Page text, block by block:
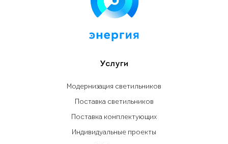
Услуги
Модернизация светильников
Поставка светильников
Поставка комплектующих
Индивидуальные проекты